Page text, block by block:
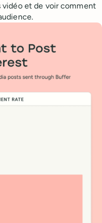
vidéo et de voir comment